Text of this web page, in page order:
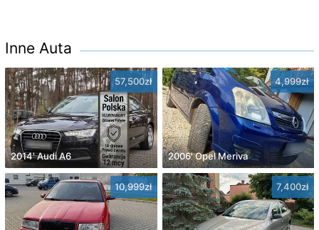
Inne Auta
57,500zł
2014' Audi A6
4,999zł
2006' Opel Meriva
10,999zł 7,400zł